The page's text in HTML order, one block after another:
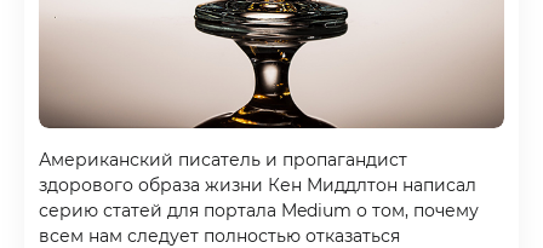
Американский писатель и пропагандист
здорового образа жизни Кен Миддлтон написал
серию статей для портала Medium о том, почему
всем нам следует полностью отказаться